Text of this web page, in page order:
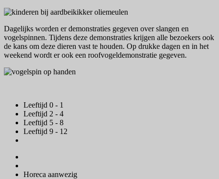
Dagelijks worden er demonstraties gegeven over slangen en
vogelspinnen. Tijdens deze demonstraties krijgen alle bezoekers ook
de kans om deze dieren vast te houden. Op drukke dagen en in het
weekend wordt er ook een roofvogeldemonstratie gegeven.
Leeftijd 0 - 1
Leeftijd 2 - 4
Leeftijd 5 - 8
Leeftijd 9 - 12
Horeca aanwezig